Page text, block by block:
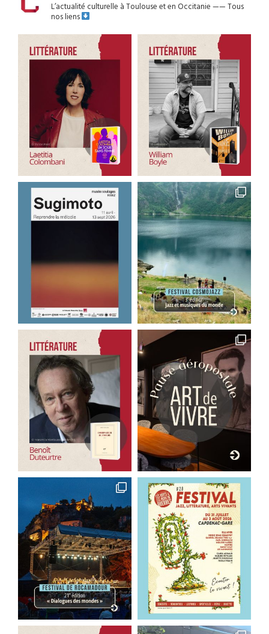
L’actualité culturelle à Toulouse et en Occitanie——Tous
nos liens